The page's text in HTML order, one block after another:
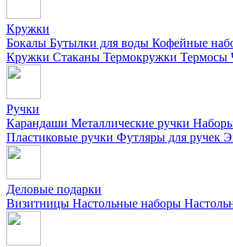
Кружки
Бокалы Бутылки для воды Кофейные
Кружки Стаканы Термокружки Термосы
Ручки
Карандаши Металлические ручки
Пластиковые ручки Футляры для ручек
Деловые подарки
Визитницы Настольные наборы